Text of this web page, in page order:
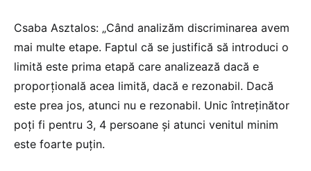
Csaba Asztalos: „Când analizăm discriminarea avem
mai multe etape. Faptul că se justifică să introduci o
limită este prima etapă care analizează dacă e
proporțională acea limită, dacă e rezonabil. Dacă
este prea jos, atunci nu e rezonabil. Unic întreținător
poți fi pentru 3, 4 persoane și atunci venitul minim
este foarte puțin.